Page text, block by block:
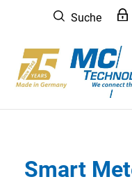
springen
Suche
Smart